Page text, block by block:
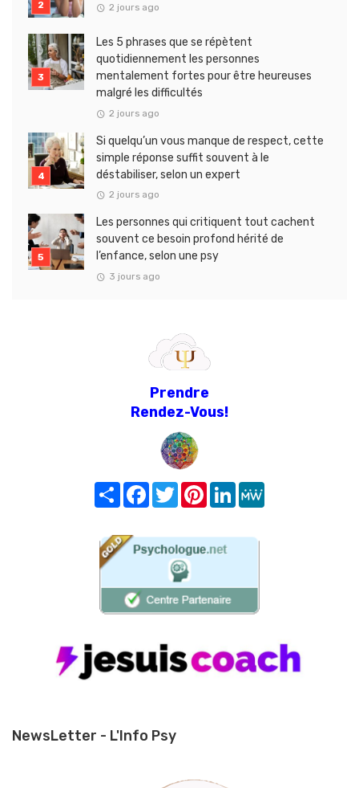
2 jours ago
Les 5 phrases que se répètent
quotidiennement les personnes
mentalement fortes pour être heureuses
malgré les difficultés
2 jours ago
Si quelqu’un vous manque de respect, cette
simple réponse suffit souvent à le
déstabiliser, selon un expert
2 jours ago
Les personnes qui critiquent tout cachent
souvent ce besoin profond hérité de
l’enfance, selon une psy
3 jours ago
Prendre
Rendez-Vous!
Share FacebookTwitterPinterest
LinkedIn
NewsLetter - L'Info Psy